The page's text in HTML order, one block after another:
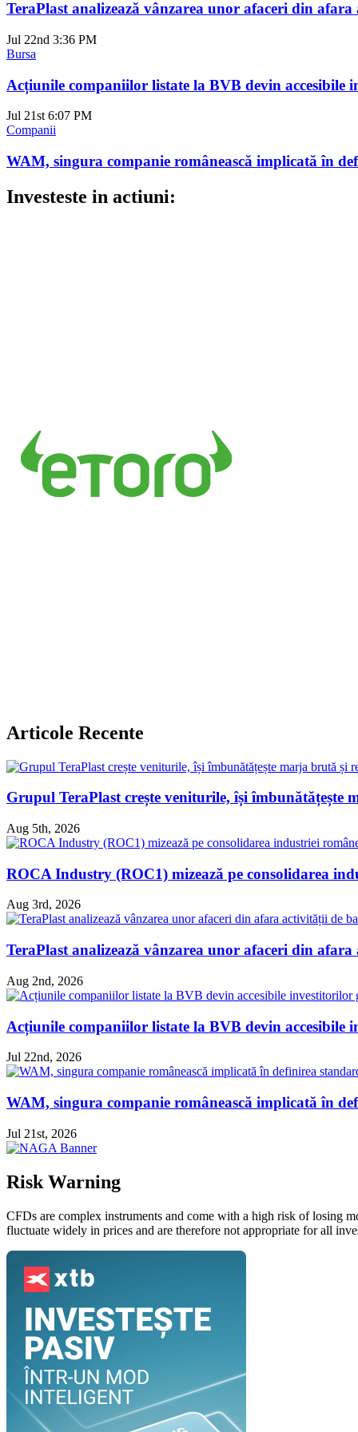
TeraPlast analizează vânzarea unor afaceri din
Jul 22nd 3:36 PM
Bursa
Acțiunile companiilor listate la BVB devin
Jul 21st 6:07 PM
Companii
WAM, singura companie românească implicată în
Investeste in actiuni:
Articole Recente
Grupul TeraPlast crește veniturile, își
Aug 5th, 2026
ROCA Industry (ROC1) mizează pe consolidarea
Aug 3rd, 2026
TeraPlast analizează vânzarea unor afaceri din
Aug 2nd, 2026
Acțiunile companiilor listate la BVB devin
Jul 22nd, 2026
WAM, singura companie românească implicată în
Jul 21st, 2026
Risk Warning
CFDs are complex instruments and come with a high risk of losing
fluctuate widely in prices and are therefore not appropriate for all